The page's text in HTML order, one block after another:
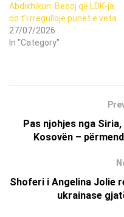
Abdixhikun: Besoj që LDK-ja
do t’i rregullojë punët e veta.
27/07/2026
In "Category"
Pas njohjes nga
Kosovën –
Shoferi i Angelina Jolie
ukrainase